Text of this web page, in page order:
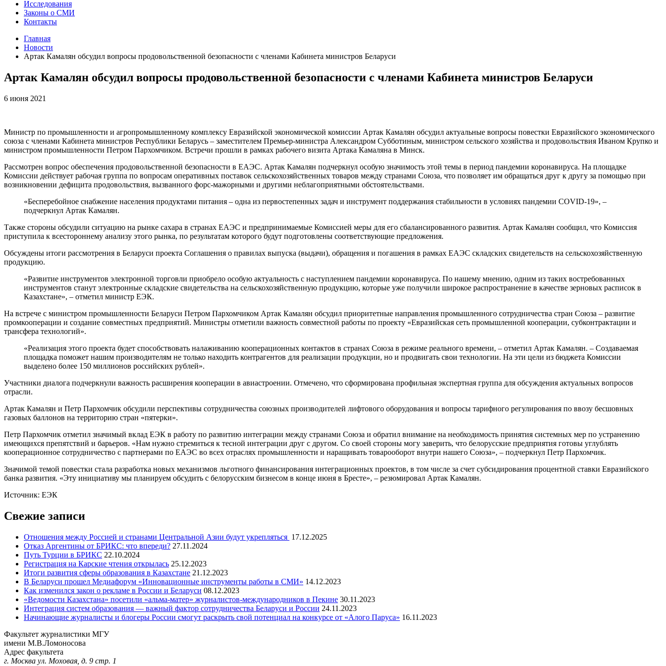
Исследования
Законы о СМИ
Контакты
Главная
Новости
Артак Камалян обсудил вопросы продовольственной безопасности с членами Кабинета министров Беларуси
Артак Камалян обсудил вопросы продовольственной безопасности с членами Кабинета министров Беларуси
6 июня 2021
Министр по промышленности и агропромышленному комплексу Евразийской экономической комиссии Артак Камалян обсудил актуальные вопросы повестки Евразийского экономического
союза с членами Кабинета министров Республики Беларусь – заместителем Премьер-министра Александром Субботиным, министром сельского хозяйства и продовольствия Иваном Крупко и
министром промышленности Петром Пархомчиком. Встречи прошли в рамках рабочего визита Артака Камаляна в Минск.
Рассмотрен вопрос обеспечения продовольственной безопасности в ЕАЭС. Артак Камалян подчеркнул особую значимость этой темы в период пандемии коронавируса. На площадке
Комиссии действует рабочая группа по вопросам оперативных поставок сельскохозяйственных товаров между странами Союза, что позволяет им обращаться друг к другу за помощью при
возникновении дефицита продовольствия, вызванного форс-мажорными и другими неблагоприятными обстоятельствами.
«Бесперебойное снабжение населения продуктами питания – одна из первостепенных задач и инструмент поддержания стабильности в условиях пандемии COVID-19», –
подчеркнул Артак Камалян.
Также стороны обсудили ситуацию на рынке сахара в странах ЕАЭС и предпринимаемые Комиссией меры для его сбалансированного развития. Артак Камалян сообщил, что Комиссия
приступила к всестороннему анализу этого рынка, по результатам которого будут подготовлены соответствующие предложения.
Обсуждены итоги рассмотрения в Беларуси проекта Соглашения о правилах выпуска (выдачи), обращения и погашения в рамках ЕАЭС складских свидетельств на сельскохозяйственную
продукцию.
«Развитие инструментов электронной торговли приобрело особую актуальность с наступлением пандемии коронавируса. По нашему мнению, одним из таких востребованных
инструментов станут электронные складские свидетельства на сельскохозяйственную продукцию, которые уже получили широкое распространение в качестве зерновых расписок в
Казахстане», – отметил министр ЕЭК.
На встрече с министром промышленности Беларуси Петром Пархомчиком Артак Камалян обсудил приоритетные направления промышленного сотрудничества стран Союза – развитие
промкооперации и создание совместных предприятий. Министры отметили важность совместной работы по проекту «Евразийская сеть промышленной кооперации, субконтрактации и
трансфера технологий».
«Реализация этого проекта будет способствовать налаживанию кооперационных контактов в странах Союза в режиме реального времени, – отметил Артак Камалян. – Создаваемая
площадка поможет нашим производителям не только находить контрагентов для реализации продукции, но и продвигать свои технологии. На эти цели из бюджета Комиссии
выделено более 150 миллионов российских рублей».
Участники диалога подчеркнули важность расширения кооперации в авиастроении. Отмечено, что сформирована профильная экспертная группа для обсуждения актуальных вопросов
отрасли.
Артак Камалян и Петр Пархомчик обсудили перспективы сотрудничества союзных производителей лифтового оборудования и вопросы тарифного регулирования по ввозу бесшовных
газовых баллонов на территорию стран «пятерки».
Петр Пархомчик отметил значимый вклад ЕЭК в работу по развитию интеграции между странами Союза и обратил внимание на необходимость принятия системных мер по устранению
имеющихся препятствий и барьеров. «Нам нужно стремиться к тесной интеграции друг с другом. Со своей стороны могу заверить, что белорусские предприятия готовы углублять
кооперационное сотрудничество с партнерами по ЕАЭС во всех отраслях промышленности и наращивать товарооборот внутри нашего Союза», – подчеркнул Петр Пархомчик.
Значимой темой повестки стала разработка новых механизмов льготного финансирования интеграционных проектов, в том числе за счет субсидирования процентной ставки Евразийского
банка развития. «Эту инициативу мы планируем обсудить с белорусским бизнесом в конце июня в Бресте», – резюмировал Артак Камалян.
Источник: ЕЭК
Свежие записи
Отношения между Россией и странами Центральной Азии будут укрепляться 17.12.2025
Отказ Аргентины от БРИКС: что впереди? 27.11.2024
Путь Турции в БРИКС 22.10.2024
Регистрация на Карские чтения открылась 25.12.2023
Итоги развития сферы образования в Казахстане 21.12.2023
В Беларуси прошел Медиафорум «Инновационные инструменты работы в СМИ» 14.12.2023
Как изменился закон о рекламе в России и Беларуси 08.12.2023
«Ведомости Казахстана» посетили «альма-матер» журналистов-международников в Пекине 30.11.2023
Интеграция систем образования — важный фактор сотрудничества Беларуси и России 24.11.2023
Начинающие журналисты и блогеры России смогут раскрыть свой потенциал на конкурсе от «Алого Паруса» 16.11.2023
Факультет журналистики МГУ
имени М.В.Ломоносова
Адрес факультета
г. Москва ул. Моховая, д. 9 стр. 1